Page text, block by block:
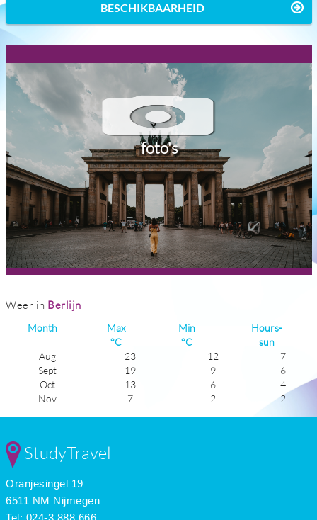
BESCHIKBAARHEID
foto's
Weer in Berlijn
Month
Max
°C
Min
°C
Hours-
sun
Aug
23 12
7
Sept
19 9
6
Oct
13 6
4
Nov
7 2
2
Mar
May
June
July
StudyTravel
Oranjesingel 19
6511 NM Nijmegen
Tel: 024-3 888 666